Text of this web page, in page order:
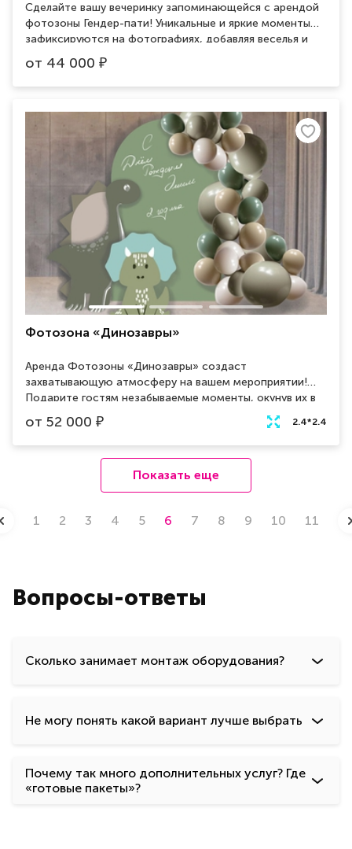
Сделайте вашу вечеринку запоминающейся с арендой
фотозоны Гендер-пати! Уникальные и яркие моменты
зафиксируются на фотографиях, добавляя веселья и
разнообразия вашему мероприятию. Разнообразные
фоны и аксессуары помогут создать атмосферу
веселья и радости. Арендуйте сейчас и добавьте
от 44 000 ₽
Фотозона «Динозавры»
Аренда Фотозоны «Динозавры» создаст
захватывающую атмосферу на вашем мероприятии!
Подарите гостям незабываемые моменты, окунув их в
мир динозавров. Наши яркие и реалистичные
декорации привнесут веселье и волшебство в любое
событие, от детских праздников до корпоративных
вечеринок. Будьте уверены, ваше мероприятие станет
незабываемым благодаря Фотозоне «Динозавры».
от 52 000 ₽ 2.4*2.4
Показать еще
1 2 3 4 5 6 7 8 9 10 11
Вопросы-ответы
Сколько занимает монтаж оборудования?
Не могу понять какой вариант лучше выбрать
Почему так много дополнительных услуг? Где
«готовые пакеты»?